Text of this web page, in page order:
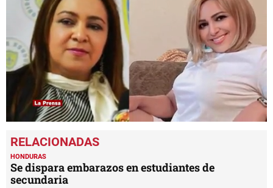
seconds
of
55
seconds
HONDURAS
Se dispara embarazos en estudiantes de
secundaria